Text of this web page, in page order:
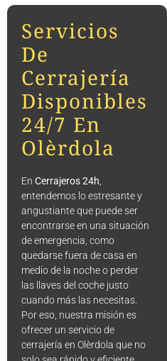
Servicios
De
Cerrajería
Disponibles
24/7 En
Olèrdola
En Cerrajeros 24h
entendemos lo estresante y
angustiante que puede ser
encontrarse en una situación
de emergencia, como
quedarse fuera de casa en
medio de la noche o perder
las llaves del coche justo
cuando más las necesitas.
Por eso, nuestra misión es
ofrecer un servicio de
cerrajería en Olèrdola que no